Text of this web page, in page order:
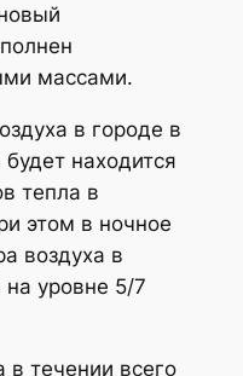
массами.
в городе в
находится
тепла в
этом в ночное
воздуха в
на уровне 5/7
в течении всего